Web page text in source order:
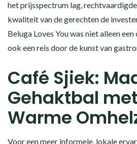
het prijsspectrum lag,
kwaliteit van de gerechten de
Beluga Loves You was niet alleen
ook een reis door de kunst van
Café Sjiek:
Gehaktbal
Warme
Voor een meer informele, lokale